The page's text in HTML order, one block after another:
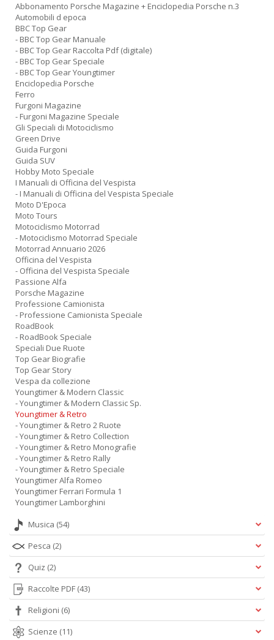
Abbonamento Porsche Magazine + Enciclopedia Porsche n.3
Automobili d epoca
BBC Top Gear
- BBC Top Gear Manuale
- BBC Top Gear Raccolta Pdf (digitale)
- BBC Top Gear Speciale
- BBC Top Gear Youngtimer
Enciclopedia Porsche
Ferro
Furgoni Magazine
- Furgoni Magazine Speciale
Gli Speciali di Motociclismo
Green Drive
Guida Furgoni
Guida SUV
Hobby Moto Speciale
I Manuali di Officina del Vespista
- I Manuali di Officina del Vespista Speciale
Moto D'Epoca
Moto Tours
Motociclismo Motorrad
- Motociclismo Motorrad Speciale
Motorrad Annuario 2026
Officina del Vespista
- Officina del Vespista Speciale
Passione Alfa
Porsche Magazine
Professione Camionista
- Professione Camionista Speciale
RoadBook
- RoadBook Speciale
Speciali Due Ruote
Top Gear Biografie
Top Gear Story
Vespa da collezione
Youngtimer & Modern Classic
- Youngtimer & Modern Classic Sp.
Youngtimer & Retro
- Youngtimer & Retro 2 Ruote
- Youngtimer & Retro Collection
- Youngtimer & Retro Monografie
- Youngtimer & Retro Rally
- Youngtimer & Retro Speciale
Youngtimer Alfa Romeo
Youngtimer Ferrari Formula 1
Youngtimer Lamborghini
Musica (54)
Pesca (2)
Quiz (2)
Raccolte PDF (43)
Religioni (6)
Scienze (11)